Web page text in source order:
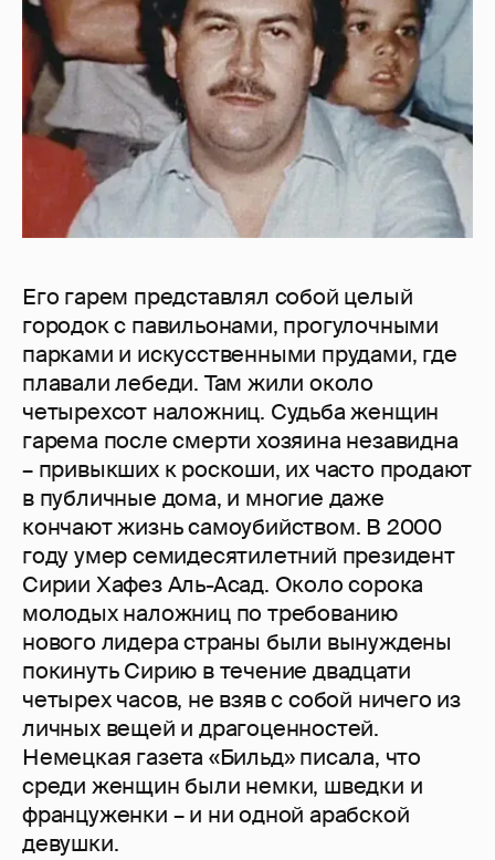
Его гарем представлял собой целый
городок с павильонами, прогулочными
парками и искусственными прудами, где
плавали лебеди. Там жили около
четырехсот наложниц. Судьба женщин
гарема после смерти хозяина незавидна
– привыкших к роскоши, их часто продают
в публичные дома, и многие даже
кончают жизнь самоубийством. В 2000
году умер семидесятилетний президент
Сирии Хафез Аль-Асад. Около сорока
молодых наложниц по требованию
нового лидера страны были вынуждены
покинуть Сирию в течение двадцати
четырех часов, не взяв с собой ничего из
личных вещей и драгоценностей.
Немецкая газета «Бильд» писала, что
среди женщин были немки, шведки и
француженки – и ни одной арабской
девушки.